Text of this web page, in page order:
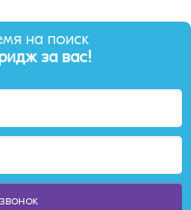
на поиск
за вас!